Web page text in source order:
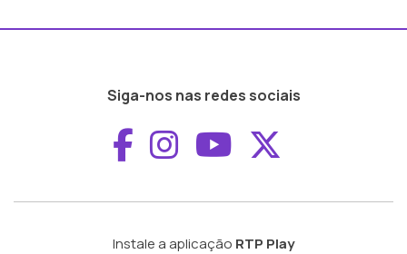
Siga-nos nas redes sociais
Aceder ao
Aceder ao
Aceder ao
Instale a aplicação RTP Play